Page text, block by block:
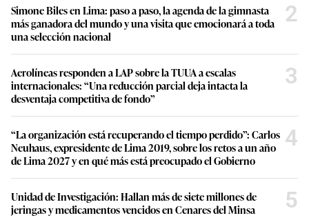
Simone Biles en Lima: paso a paso, la agenda de la gimnasta
más ganadora del mundo y una visita que emocionará a toda
una selección nacional
2
Aerolíneas responden a LAP sobre la TUUA a escalas
internacionales: “Una reducción parcial deja intacta la
desventaja competitiva de fondo”
3
“La organización está recuperando el tiempo perdido”: Carlos
Neuhaus, expresidente de Lima 2019, sobre los retos a un año
de Lima 2027 y en qué más está preocupado el Gobierno
4
Unidad de Investigación: Hallan más de siete millones de
jeringas y medicamentos vencidos en Cenares del Minsa
5